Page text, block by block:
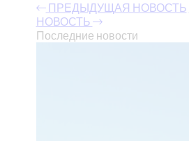
ПРЕДЫДУЩАЯ НОВОСТЬ
НОВОСТЬ
Последние новости